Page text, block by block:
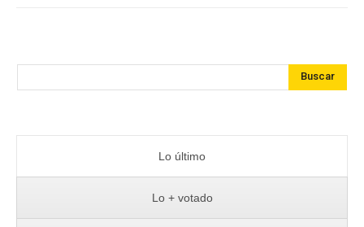
Buscar
Lo último
Lo + votado